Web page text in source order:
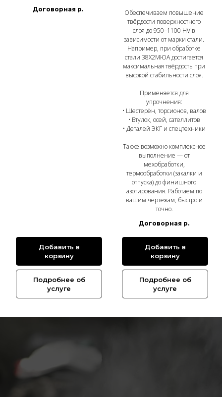
Договорная р.
Добавить в
корзину
Подробнее об
услуге
Обеспечиваем повышение
твёрдости поверхностного
слоя до 950–1100 HV в
зависимости от марки стали.
Например, при обработке
стали 38Х2МЮА достигается
максимальная твёрдость при
высокой стабильности слоя.
Применяется для
упрочнения:
• Шестерён, торсионов, валов
• Втулок, осей, сателлитов
• Деталей ЭКГ и спецтехники
Также возможно комплексное
выполнение — от
мехобработки,
термообработки (закалки и
отпуска) до финишного
азотирования. Работаем по
вашим чертежам, быстро и
точно.
Договорная р.
Добавить в
корзину
Подробнее об
услуге